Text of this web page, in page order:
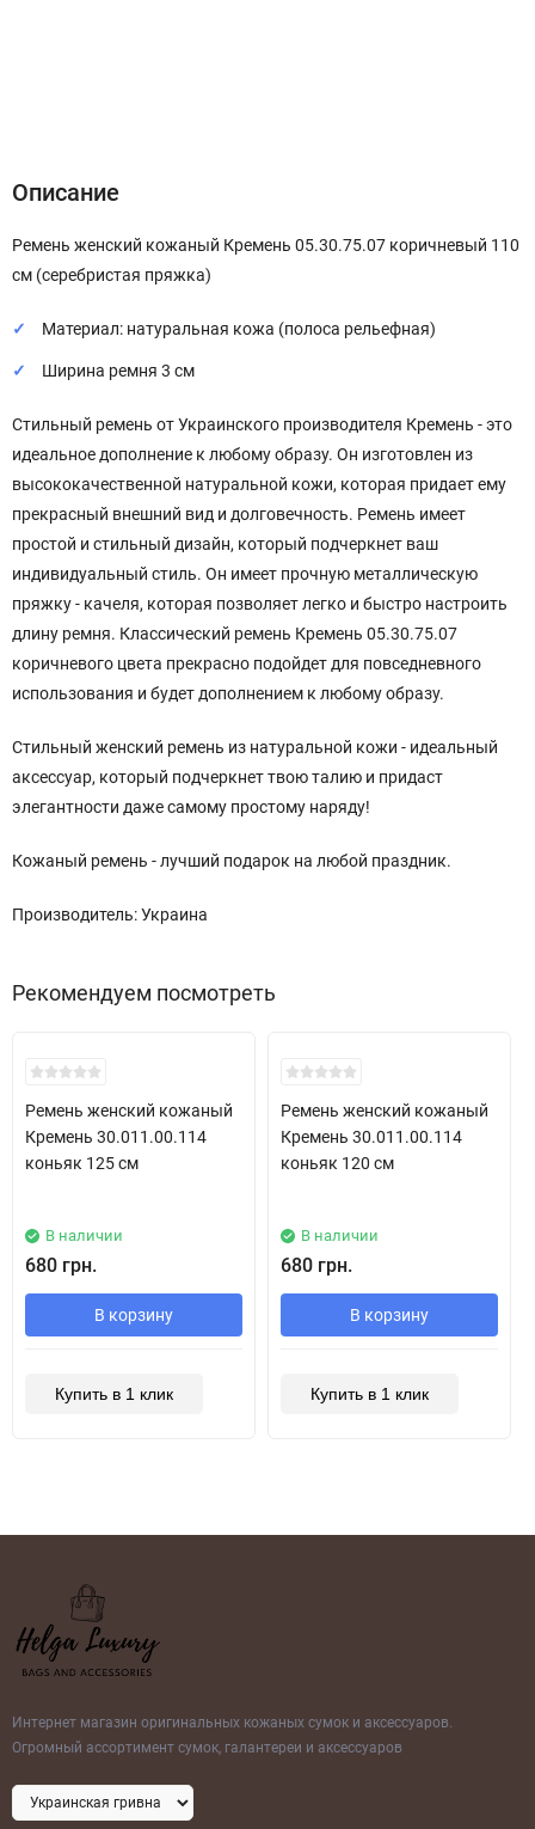
Описание
Ремень женский кожаный Кремень 05.30.75.07 коричневый 110
см (серебристая пряжка)
Материал: натуральная кожа (полоса рельефная)
Ширина ремня 3 см
Стильный ремень от Украинского производителя Кремень - это
идеальное дополнение к любому образу. Он изготовлен из
высококачественной натуральной кожи, которая придает ему
прекрасный внешний вид и долговечность. Ремень имеет
простой и стильный дизайн, который подчеркнет ваш
индивидуальный стиль. Он имеет прочную металлическую
пряжку - качеля, которая позволяет легко и быстро настроить
длину ремня. Классический ремень Кремень 05.30.75.07
коричневого цвета прекрасно подойдет для повседневного
использования и будет дополнением к любому образу.
Стильный женский ремень из натуральной кожи - идеальный
аксессуар, который подчеркнет твою талию и придаст
элегантности даже самому простому наряду!
Кожаный ремень - лучший подарок на любой праздник.
Производитель: Украина
Рекомендуем посмотреть
New!
Ремень женский кожаный
Кремень 30.011.00.114
коньяк 125 см
В наличии
680 грн.
В корзину
Купить в 1 клик
New!
Ремень женский кожаный
Кремень 30.011.00.114
коньяк 120 см
В наличии
680 грн.
В корзину
Купить в 1 клик
Интернет магазин оригинальных кожаных сумок и аксессуаров.
Огромный ассортимент сумок, галантереи и аксессуаров